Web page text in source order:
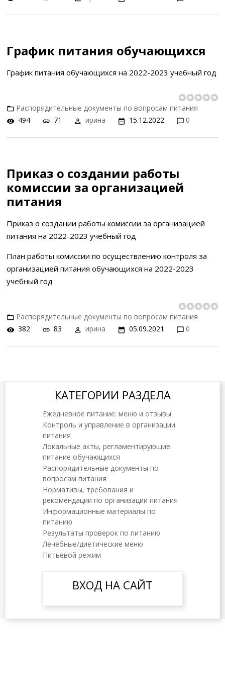
График питания обучающихся
График питания обучающихся на 2022-2023 учебный год
Распорядительные документы по вопросам питания
494
71 ирина 15.12.2022 0
Приказ о создании работы
комиссии за организацией
питания
Приказ о создании работы комиссии за организацией
питания на 2022-2023 учебный год
План работы комиссии по осуществлению контроля за
организацией питания обучающихся на 2022-2023
учебный год
Распорядительные документы по вопросам питания
382
83 ирина 05.09.2021 0
КАТЕГОРИИ РАЗДЕЛА
Ежедневное питание: меню и отзывы
Контроль и управление в организации
питания
Локальные акты, регламентирующие
питание обучающихся
Распорядительные документы по
вопросам питания
Нормативы, требования и
рекомендации по организации питания
Информационные материалы по
питанию
Результаты проверок по питанию
Лечебные/диетические меню
Питьевой режим
ВХОД НА САЙТ